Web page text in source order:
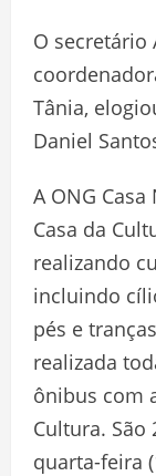
O secretário
Tânia,
Daniel
A ONG
Casa da
realizando
incluindo
pés e
realizada
ônibus com
Cultura. São
quarta-feira